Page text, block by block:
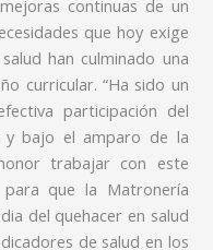
continuas de un
que hoy exige
han culminado una
curricular. “Ha sido un
participación del
y bajo el amparo de la
trabajar con este
que la Matronería
del quehacer en salud
de salud en los